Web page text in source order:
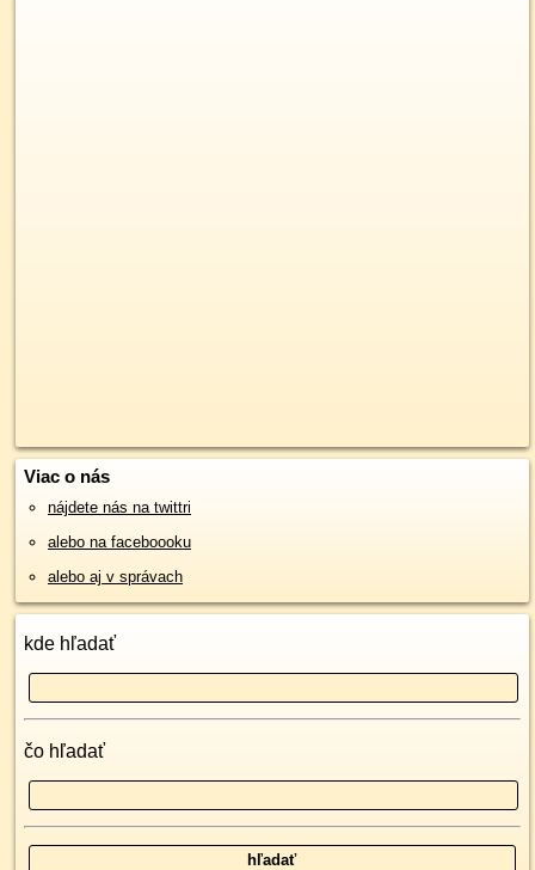
Viac o nás
nájdete nás na twittri
alebo na faceboooku
alebo aj v správach
kde hľadať
čo hľadať